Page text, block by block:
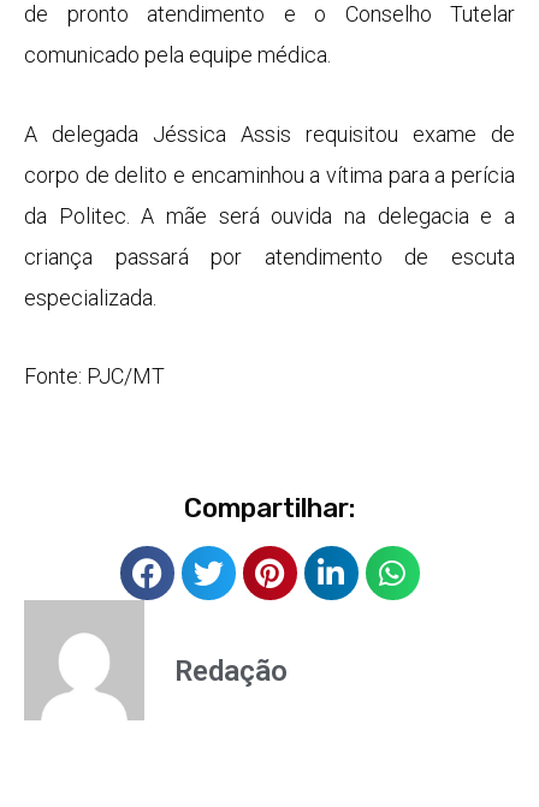
de pronto atendimento e o Conselho Tutelar
comunicado pela equipe médica.
A delegada Jéssica Assis requisitou exame de
corpo de delito e encaminhou a vítima para a perícia
da Politec. A mãe será ouvida na delegacia e a
criança passará por atendimento de escuta
especializada.
Fonte: PJC/MT
Compartilhar:
Redação